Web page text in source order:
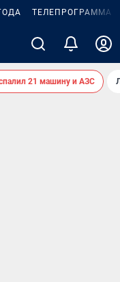
ТЕЛЕПРОГРАММА
21 машину и АЗС